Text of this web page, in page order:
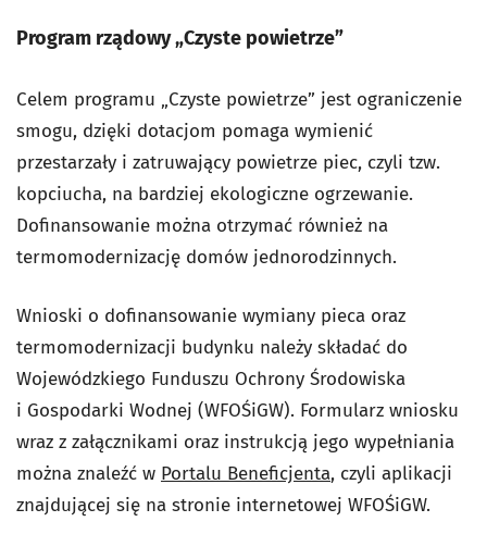
Program rządowy „Czyste powietrze”
Celem programu „Czyste powietrze” jest ograniczenie
smogu, dzięki dotacjom pomaga wymienić
przestarzały i zatruwający powietrze piec, czyli tzw.
kopciucha, na bardziej ekologiczne ogrzewanie.
Dofinansowanie można otrzymać również na
termomodernizację domów jednorodzinnych.
Wnioski o dofinansowanie wymiany pieca oraz
termomodernizacji budynku należy składać do
Wojewódzkiego Funduszu Ochrony Środowiska
i Gospodarki Wodnej (WFOŚiGW). Formularz wniosku
wraz z załącznikami oraz instrukcją jego wypełniania
można znaleźć w Portalu Beneficjenta, czyli aplikacji
znajdującej się na stronie internetowej WFOŚiGW.